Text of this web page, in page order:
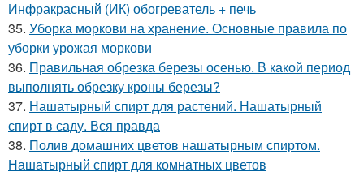
Инфракрасный (ИК) обогреватель + печь
35. Уборка моркови на хранение. Основные правила по
уборки урожая моркови
36. Правильная обрезка березы осенью. В какой период
выполнять обрезку кроны березы?
37. Нашатырный спирт для растений. Нашатырный
спирт в саду. Вся правда
38. Полив домашних цветов нашатырным спиртом.
Нашатырный спирт для комнатных цветов